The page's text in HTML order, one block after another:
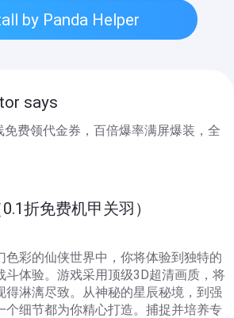
by Panda Helper
says
免费领代金券，百倍爆率满屏爆装，全
折免费机甲关羽）
色彩的仙侠世界中，你将体验到独特的
斗体验。游戏采用顶级3D超清画质，将
得淋漓尽致。从神秘的星辰秘境，到强
个细节都为你精心打造。捕捉并培养专